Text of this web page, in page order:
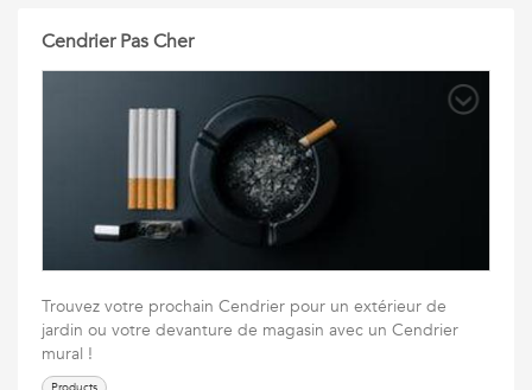
Cendrier Pas Cher
Trouvez votre prochain Cendrier pour un extérieur de
jardin ou votre devanture de magasin avec un Cendrier
mural !